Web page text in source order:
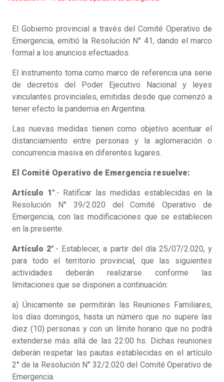
El Gobierno provincial a través del Comité Operativo de
Emergencia, emitió la Resolución N° 41, dando el marco
formal a los anuncios efectuados.
El instrumento toma como marco de referencia una serie
de decretos del Poder Ejecutivo Nacional y leyes
vinculantes provinciales, emitidas desde que comenzó a
tener efecto la pandemia en Argentina.
Las nuevas medidas tienen como objetivo acentuar el
distanciamiento entre personas y la aglomeración o
concurrencia masiva en diferentes lugares.
El Comité Operativo de Emergencia resuelve:
Artículo 1°.- Ratificar las medidas establecidas en la
Resolución N° 39/2.020 del Comité Operativo de
Emergencia, con las modificaciones que se establecen
en la presente.
Artículo 2°.- Establecer, a partir del día 25/07/2.020, y
para todo el territorio provincial, que las siguientes
actividades deberán realizarse conforme las
limitaciones que se disponen a continuación:
a) Únicamente se permitirán las Reuniones Familiares,
los días domingos, hasta un número que no supere las
diez (10) personas y con un límite horario que no podrá
extenderse más allá de las 22:00 hs. Dichas reuniones
deberán respetar las pautas establecidas en el artículo
2° de la Resolución N° 32/2.020 del Comité Operativo de
Emergencia.